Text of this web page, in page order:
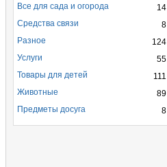
14
Все для сада и огорода
8
Средства связи
124
Разное
55
Услуги
111
Товары для детей
89
Животные
8
Предметы досуга